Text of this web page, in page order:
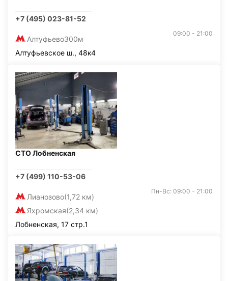
+7 (495) 023-81-52
Алтуфьево300м
09:00 - 21:00
Алтуфьевское ш., 48к4
СТО Лобненская
+7 (499) 110-53-06
Лианозово(1,72 км)
Яхромская(2,34 км)
Пн-Вс: 09:00 - 21:00
Лобненская, 17 стр.1